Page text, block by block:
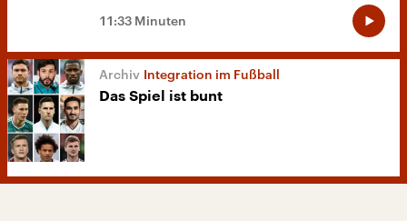
11:33 Minuten
Integration im Fußball
Das Spiel ist bunt